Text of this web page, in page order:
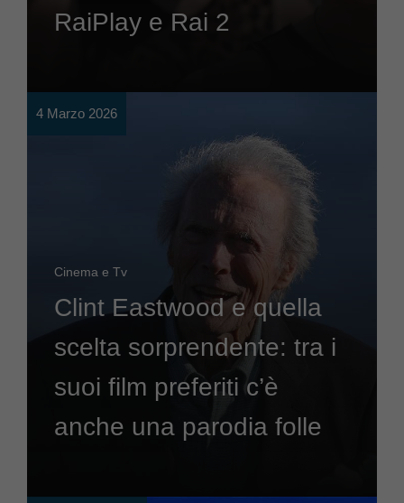
RaiPlay e Rai 2
4 Marzo 2026
Cinema e Tv
Clint Eastwood e quella
scelta sorprendente: tra i
suoi film preferiti c’è
anche una parodia folle